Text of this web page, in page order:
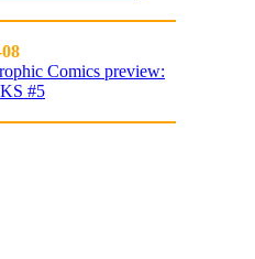
Comics preview:
#5